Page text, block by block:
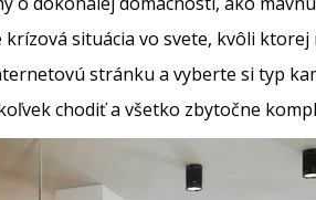
situácia vo svete, kvôli
stránku a vyberte si typ
chodiť a všetko zbytočne